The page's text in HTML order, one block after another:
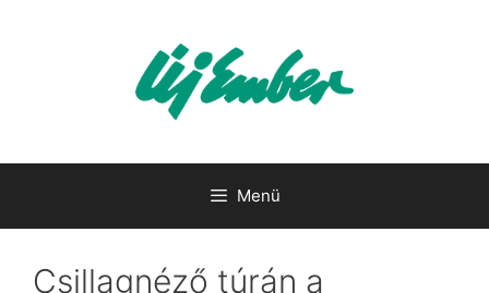
Menü
Csillagnéző túrán a